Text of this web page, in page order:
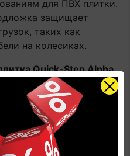
для ПВХ плитки.
защищает
таких как
на колесиках.
Quick-Step Alpha
элегантный
с доставкой и
вы всегда
или в нашем
Квик Степ.